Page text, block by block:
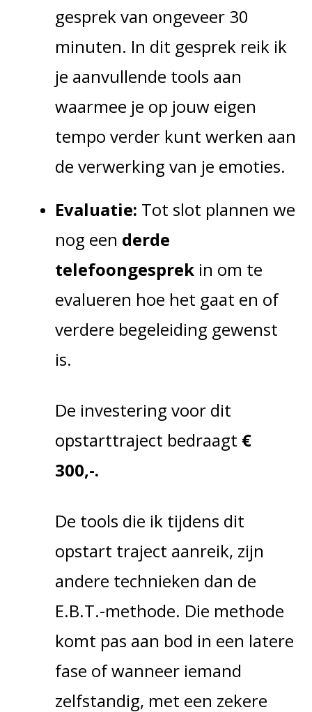
gesprek van ongeveer 30
minuten. In dit gesprek reik ik
je aanvullende tools aan
waarmee je op jouw eigen
tempo verder kunt werken aan
de verwerking van je emoties.
Evaluatie: Tot slot plannen we
nog een derde
telefoongesprekin om te
evalueren hoe het gaat en of
verdere begeleiding gewenst
is.
De investering voor dit
opstarttraject bedraagt €
300,-.
De tools die ik tijdens dit
opstart traject aanreik, zijn
andere technieken dan de
E.B.T.-methode. Die methode
komt pas aan bod in een latere
fase of wanneer iemand
zelfstandig, met een zekere